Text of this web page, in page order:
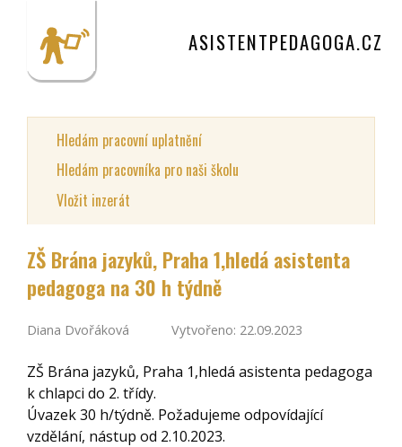
ASISTENTPEDAGOGA.CZ
Hledám pracovní uplatnění
Hledám pracovníka pro naši školu
Vložit inzerát
ZŠ Brána jazyků, Praha 1,hledá asistenta
pedagoga na 30 h týdně
Diana Dvořáková Vytvořeno: 22.09.2023
ZŠ Brána jazyků, Praha 1,hledá asistenta pedagoga
k chlapci do 2. třídy.
Úvazek 30 h/týdně. Požadujeme odpovídající
vzdělání, nástup od 2.10.2023.